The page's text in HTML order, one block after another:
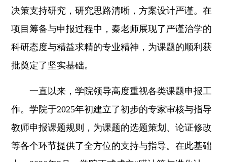
决策支持研究 ，研究思路清晰，方案设计严谨。在
项目筹备与申报过程中，秦老师展现了严谨治学的
科研态度与精益求精的专业精神，为课题的顺利获
批奠定了坚实基础。
一直以来，学院领导高度重视各类课题申报工
作。学院于2025年初建立了初步的专家审核与指导
教师申报课题规则，为课题的选题策划、论证修改
等各个环节提供了全方位的支持与指导。在此基础